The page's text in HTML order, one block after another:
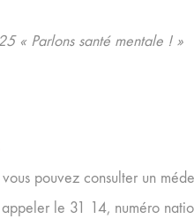
« Parlons santé mentale ! »
pouvez consulter un
appeler le 31 14, numéro